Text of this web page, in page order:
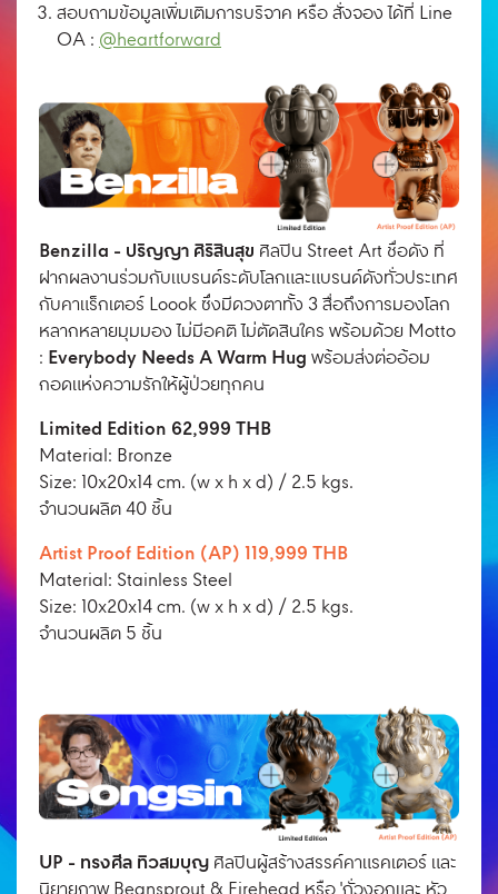
สอบถามข้อมูลเพิ่มเติมการบริจาค หรือ สั่งจอง ได้ที่ Line
OA : @heartforward
Benzilla - ปริญญา ศิริสินสุข ศิลปิน Street Art ชื่อดัง ที่
ฝากผลงานร่วมกับแบรนด์ระดับโลกและแบรนด์ดังทั่วประเทศ
กับคาแร็กเตอร์ Loook ซึ่งมีดวงตาทั้ง 3 สื่อถึงการมองโลก
หลากหลายมุมมอง ไม่มีอคติ ไม่ตัดสินใคร พร้อมด้วย Motto
: Everybody Needs A Warm Hug พร้อมส่งต่ออ้อม
กอดแห่งความรักให้ผู้ป่วยทุกคน
Limited Edition 62,999 THB
Material: Bronze
Size: 10x20x14 cm. (w x h x d) / 2.5 kgs.
จํานวนผลิต 40 ชิ้น
Artist Proof Edition (AP) 119,999 THB
Material: Stainless Steel
Size: 10x20x14 cm. (w x h x d) / 2.5 kgs.
จํานวนผลิต 5 ชิ้น
UP - ทรงศีล ทิวสมบุญ ศิลปินผู้สร้างสรรค์คาแรคเตอร์ และ